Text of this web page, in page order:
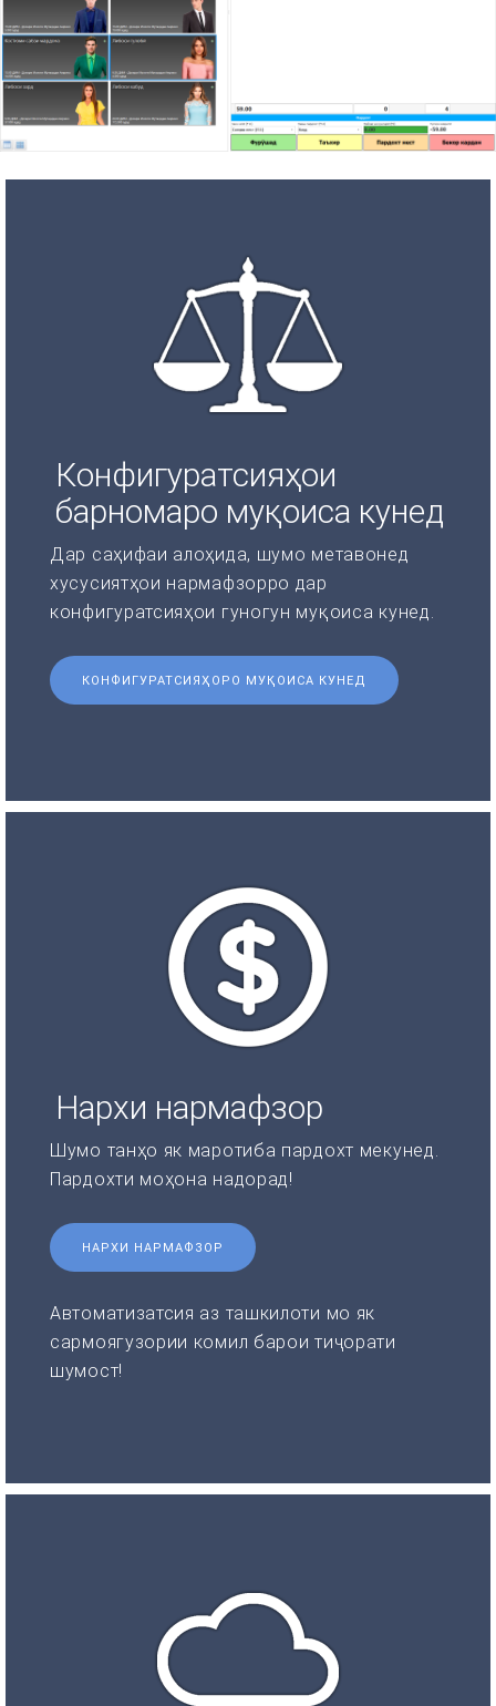
Конфигуратсияҳои
барномаро муқоиса кунед
Дар саҳифаи алоҳида, шумо метавонед
хусусиятҳои нармафзорро дар
конфигуратсияҳои гуногун муқоиса кунед.
КОНФИГУРАТСИЯҲОРО МУҚОИСА КУНЕД
Нархи нармафзор
Шумо танҳо як маротиба пардохт мекунед.
Пардохти моҳона надорад!
НАРХИ НАРМАФЗОР
Автоматизатсия аз ташкилоти мо як
сармоягузории комил барои тиҷорати
шумост!